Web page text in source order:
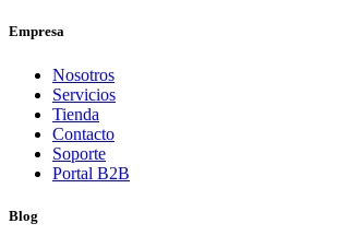
Empresa
Nosotros
Servicios
Tienda
Contacto
Soporte
Portal B2B
Blog